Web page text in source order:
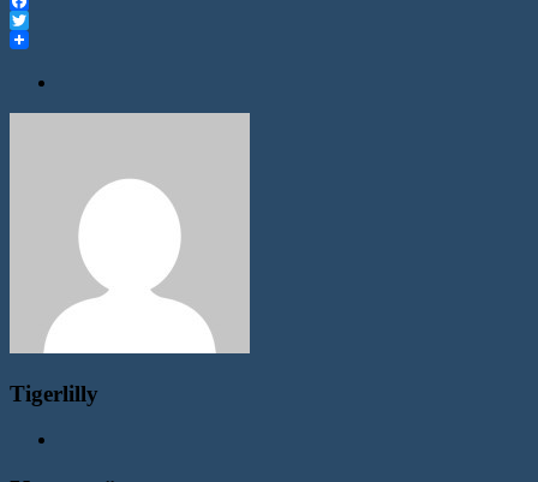
Facebook
Twitter
Tigerlilly